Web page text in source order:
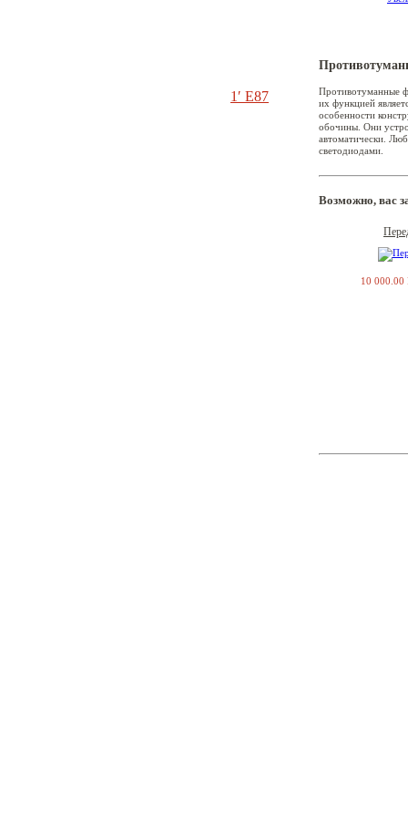
Противотуманные
их функцией
особенности
обочины. Они
автоматически.
светодиодами.
Возможно, вас
10 000.00
1′ E87